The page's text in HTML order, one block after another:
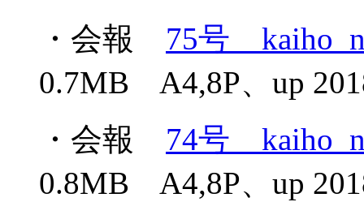
・会報 75号
0.7MB A4,8P、up
・会報 74号
0.8MB A4,8P、up